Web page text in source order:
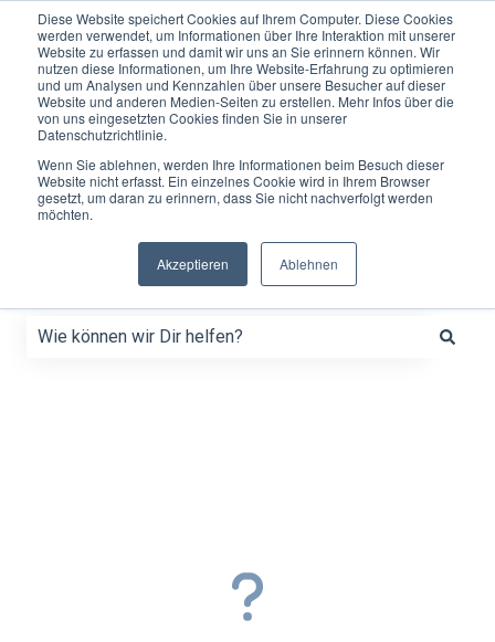
Diese Website speichert Cookies auf Ihrem Computer. Diese Cookies
werden verwendet, um Informationen über Ihre Interaktion mit unserer
Website zu erfassen und damit wir uns an Sie erinnern können. Wir
nutzen diese Informationen, um Ihre Website-Erfahrung zu optimieren
und um Analysen und Kennzahlen über unsere Besucher auf dieser
Website und anderen Medien-Seiten zu erstellen. Mehr Infos über die
von uns eingesetzten Cookies finden Sie in unserer
Datenschutzrichtlinie.
Wenn Sie ablehnen, werden Ihre Informationen beim Besuch dieser
Website nicht erfasst. Ein einzelnes Cookie wird in Ihrem Browser
gesetzt, um daran zu erinnern, dass Sie nicht nachverfolgt werden
möchten.
Akzeptieren Ablehnen
Shop
Produkte
&
Lösungen
Nachhaltigkeit
Full
Service
Wie können wir Dir helfen?